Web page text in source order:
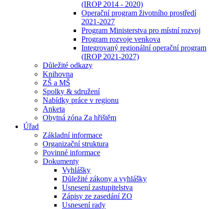
(IROP 2014 - 2020)
Operační program životního prostředí
2021-2027
Program Ministerstva pro místní rozvoj
Program rozvoje venkova
Integrovaný regionální operační program
(IROP 2021-2027)
Důležité odkazy
Knihovna
ZŠ a MŠ
Spolky & sdružení
Nabídky práce v regionu
Anketa
Obytná zóna Za hřištěm
Úřad
Základní informace
Organizační struktura
Povinné informace
Dokumenty
Vyhlášky
Důležité zákony a vyhlášky
Usnesení zastupitelstva
Zápisy ze zasedání ZO
Usnesení rady